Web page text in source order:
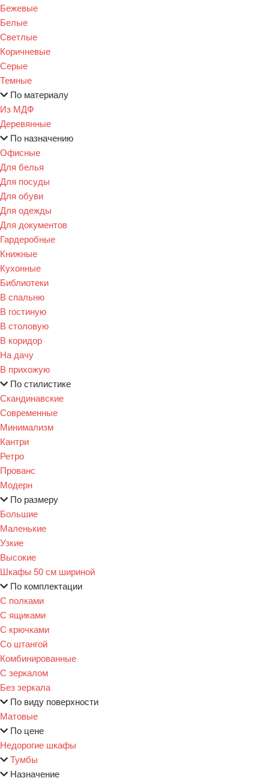
Бежевые
Белые
Светлые
Коричневые
Серые
Темные
По материалу
Из МДФ
Деревянные
По назначению
Офисные
Для белья
Для посуды
Для обуви
Для одежды
Для документов
Гардеробные
Книжные
Кухонные
Библиотеки
В спальню
В гостиную
В столовую
В коридор
На дачу
В прихожую
По стилистике
Скандинавские
Современные
Минимализм
Кантри
Ретро
Прованс
Модерн
По размеру
Большие
Маленькие
Узкие
Высокие
Шкафы 50 см шириной
По комплектации
С полками
С ящиками
С крючками
Со штангой
Комбинированные
С зеркалом
Без зеркала
По виду поверхности
Матовые
По цене
Недорогие шкафы
Тумбы
Назначение